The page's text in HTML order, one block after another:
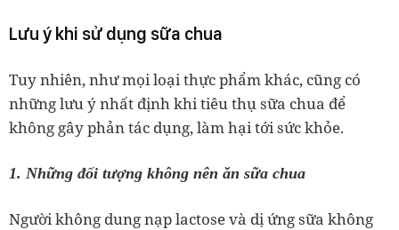
Lưu ý khi sử dụng sữa chua
Tuy nhiên, như mọi loại thực phẩm khác, cũng có
những lưu ý nhất định khi tiêu thụ sữa chua để
không gây phản tác dụng, làm hại tới sức khỏe.
1. Những đối tượng không nên ăn sữa chua
Người không dung nạp lactose và dị ứng sữa không